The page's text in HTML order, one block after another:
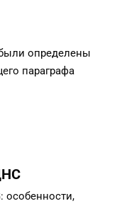
определены
параграфа
особенности,